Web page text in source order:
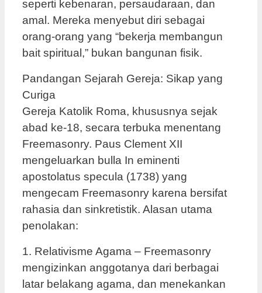
seperti kebenaran, persaudaraan, dan
amal. Mereka menyebut diri sebagai
orang-orang yang “bekerja membangun
bait spiritual,” bukan bangunan fisik.
Pandangan Sejarah Gereja: Sikap yang
Curiga
Gereja Katolik Roma, khususnya sejak
abad ke-18, secara terbuka menentang
Freemasonry. Paus Clement XII
mengeluarkan bulla In eminenti
apostolatus specula (1738) yang
mengecam Freemasonry karena bersifat
rahasia dan sinkretistik. Alasan utama
penolakan:
1. Relativisme Agama – Freemasonry
mengizinkan anggotanya dari berbagai
latar belakang agama, dan menekankan